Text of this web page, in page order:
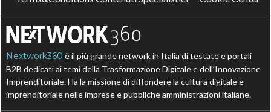
Nextwork360 è il più grande network in Italia di testate e portali
B2B dedicati ai temi della Trasformazione Digitale e dell’Innovazione
Imprenditoriale. Ha la missione di diffondere la cultura digitale e
imprenditoriale nelle imprese e pubbliche amministrazioni italiane.